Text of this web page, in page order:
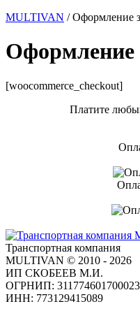
MULTIVAN / Оформление
Оформление
[woocommerce_checkout]
Платите
Транспортная компания
MULTIVAN © 2010 - 2026
ИП СКОБЕЕВ М.И.
ОГРНИП: 311774601700023
ИНН: 773129415089